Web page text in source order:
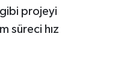
projeyi
süreci hız